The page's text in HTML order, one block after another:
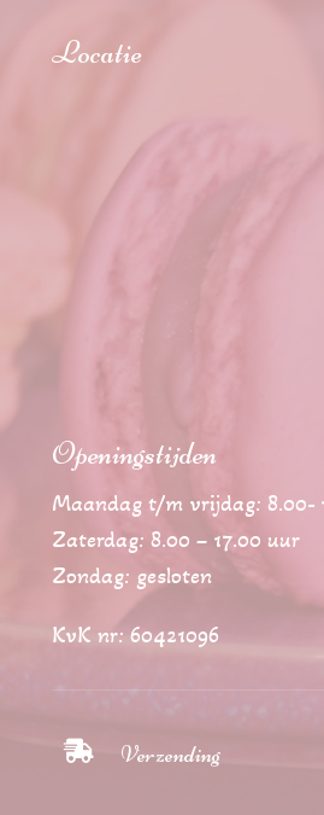
Locatie
Openingstijden
Maandag t/m vrijdag: 8.00-
Zaterdag: 8.00 – 17.00 uur
Zondag: gesloten
KvK nr: 60421096
 Verzending